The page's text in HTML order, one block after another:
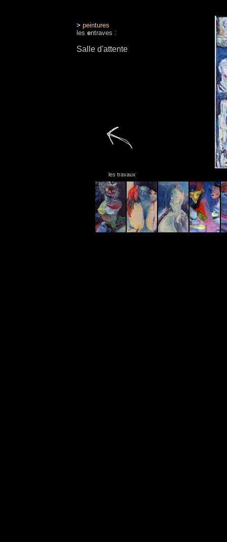
> peintures
les entraves :
Salle d'attente
les travaux